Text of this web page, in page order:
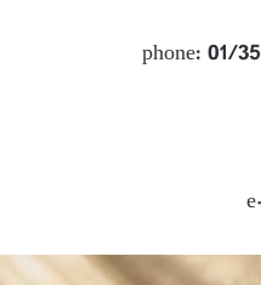
phone: 01/